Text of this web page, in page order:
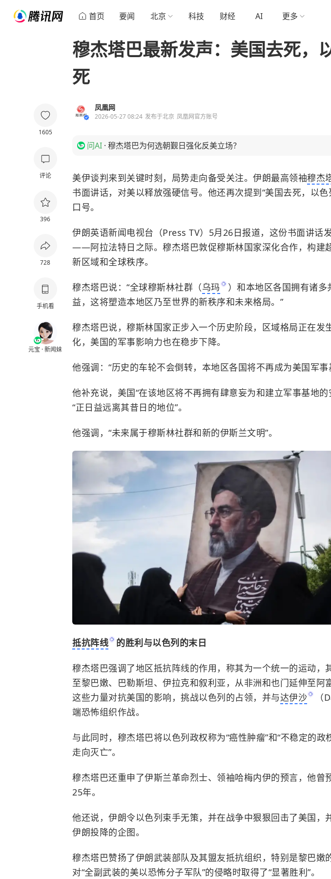
首页 要闻 北京 科技 财经 AI 更多
1605
评论
396
728
手机看
元宝 · 新闻妹
穆杰塔巴最新发声：美国去死，
死
凤凰网
2026-05-27 08:24 发布于北京 凤凰网官方账号
问AI · 穆杰塔巴为何选朝觐日强化反美立场？
美伊谈判来到关键时刻，局势走向备受关注。伊朗最高领袖穆杰
书面讲话，对美以释放强硬信号。他还再次提到“美国去死，以色
口号。
伊朗英语新闻电视台（Press TV）5月26日报道，这份书面讲话
——阿拉法特日之际。穆杰塔巴敦促穆斯林国家深化合作，构建
新区域和全球秩序。
穆杰塔巴说：“全球穆斯林社群（乌玛
）和本地区各国拥有诸多
益，这将塑造本地区乃至世界的新秩序和未来格局。”
穆杰塔巴说，穆斯林国家正步入一个历史阶段，区域格局正在发
化，美国的军事影响力也在稳步下降。
他强调：“历史的车轮不会倒转，本地区各国将不再成为美国军事
他补充说，美国“在该地区将不再拥有肆意妄为和建立军事基地的
“正日益远离其昔日的地位”。
他强调，“未来属于穆斯林社群和新的伊斯兰文明”。
抵抗阵线 的胜利与以色列的末日
穆杰塔巴强调了地区抵抗阵线的作用，称其为一个统一的运动，
至黎巴嫩、巴勒斯坦、 伊拉克和叙利亚，从非洲和也门延伸至阿
这些力量对抗美国的影响，挑战以色列的占领，并与达伊沙
端恐怖组织作战。
与此同时，穆杰塔巴将以色列政权称为“癌性肿瘤”和“不稳定的政
走向灭亡”。
穆杰塔巴还重申了伊斯兰革命烈士、领袖哈梅内伊的预言，他曾
25年。
他还说，伊朗令以色列束手无策，并在战争中狠狠回击了美国，
伊朗投降的企图。
穆杰塔巴赞扬了伊朗武装部队及其盟友抵抗组织，特别是黎巴嫩
对“全副武装的美以恐怖分子军队”的侵略时取得了“显著胜利”。